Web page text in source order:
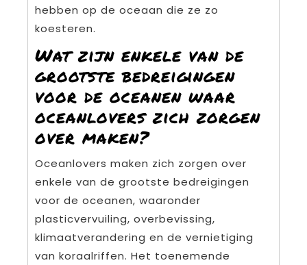
hebben op de oceaan die ze zo
koesteren.
Wat zijn enkele van de
grootste bedreigingen
voor de oceanen waar
oceanlovers zich zorgen
over maken?
Oceanlovers maken zich zorgen over
enkele van de grootste bedreigingen
voor de oceanen, waaronder
plasticvervuiling, overbevissing,
klimaatverandering en de vernietiging
van koraalriffen. Het toenemende